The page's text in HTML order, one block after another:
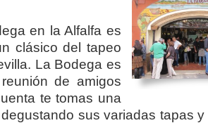
en la Alfalfa es
clásico del tapeo
La Bodega es
de amigos
te tomas una
sus variadas tapas